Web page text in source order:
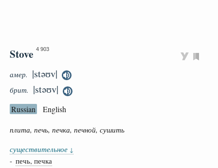
Stove 4 903
амер. |stəʊv|
брит. |stəʊv|
Russian English
плита, печь, печка, печной, сушить
существительное ↓
- печь, печка